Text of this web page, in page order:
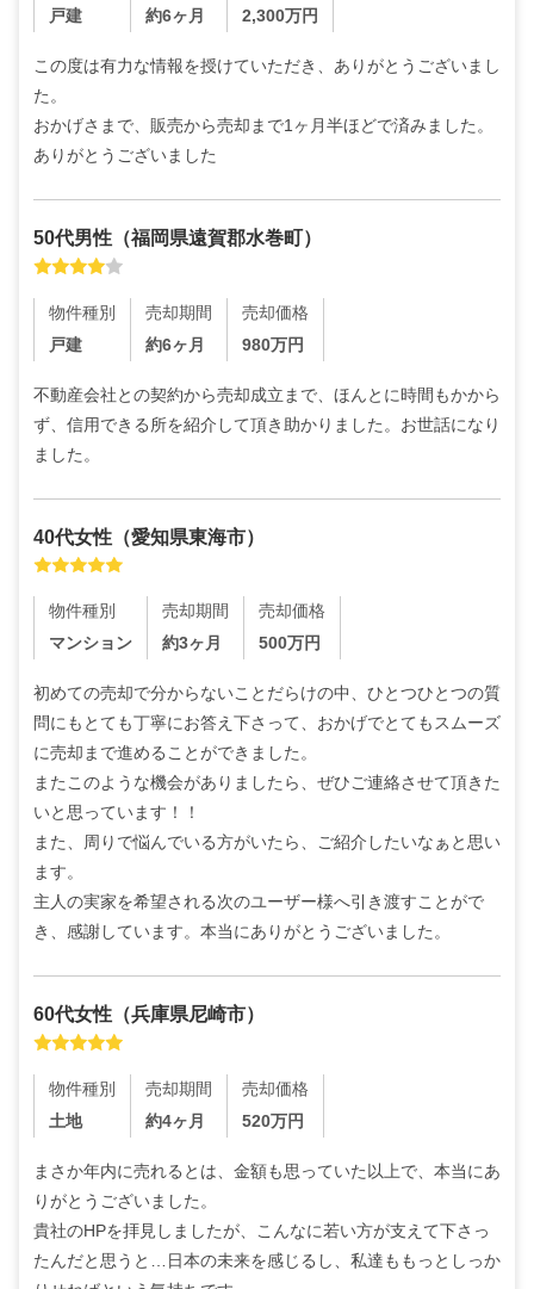
戸建
約6ヶ月
2,300万円
この度は有力な情報を授けていただき、ありがとうございまし
た。
おかげさまで、販売から売却まで1ヶ月半ほどで済みました。
ありがとうございました
50代男性 （福岡県遠賀郡水巻町）
物件種別
戸建
売却期間
約6ヶ月
売却価格
980万円
不動産会社との契約から売却成立まで、ほんとに時間もかから
ず、信用できる所を紹介して頂き助かりました。お世話になり
ました。
40代女性 （愛知県東海市）
物件種別
マンション
売却期間
約3ヶ月
売却価格
500万円
初めての売却で分からないことだらけの中、ひとつひとつの質
問にもとても丁寧にお答え下さって、おかげでとてもスムーズ
に売却まで進めることができました。
またこのような機会がありましたら、ぜひご連絡させて頂きた
いと思っています！！
また、周りで悩んでいる方がいたら、ご紹介したいなぁと思い
ます。
主人の実家を希望される次のユーザー様へ引き渡すことがで
き、感謝しています。本当にありがとうございました。
60代女性 （兵庫県尼崎市）
物件種別
土地
売却期間
約4ヶ月
売却価格
520万円
まさか年内に売れるとは、金額も思っていた以上で、本当にあ
りがとうございました。
貴社のHPを拝見しましたが、こんなに若い方が支えて下さっ
たんだと思うと…日本の未来を感じるし、私達ももっとしっか